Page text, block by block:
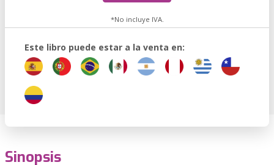
*No incluye IVA.
Este libro puede estar a la venta en:
Sinopsis